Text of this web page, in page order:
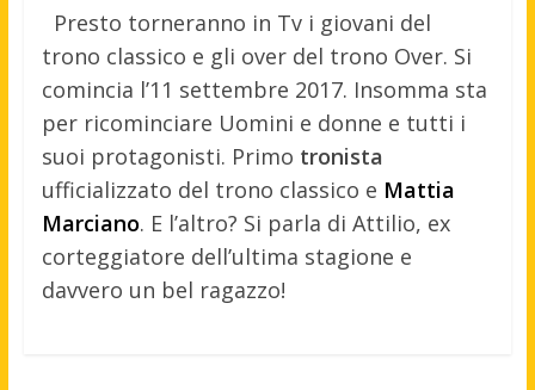
Presto torneranno in Tv i giovani del
trono classico e gli over del trono Over. Si
comincia l’11 settembre 2017. Insomma sta
per ricominciare Uomini e donne e tutti i
suoi protagonisti. Primo tronista
ufficializzato del trono classico e Mattia
Marciano. E l’altro? Si parla di Attilio, ex
corteggiatore dell’ultima stagione e
davvero un bel ragazzo!